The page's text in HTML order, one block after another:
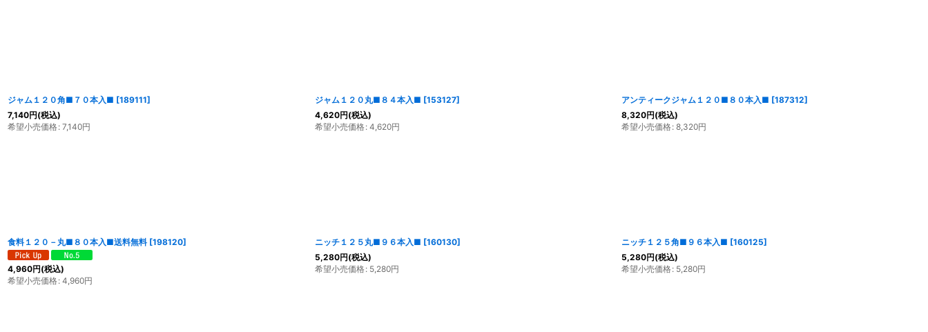
ジャム１２０角■７０本入■ [189111]
7,140円(税込)
希望小売価格: 7,140円
ジャム１２０丸■８４本入■ [153127]
4,620円(税込)
希望小売価格: 4,620円
アンティークジャム１２０■８０本入■ [187312]
8,320円(税込)
希望小売価格: 8,320円
食料１２０－丸■８０本入■送料無料 [198120]
4,960円(税込)
希望小売価格: 4,960円
ニッチ１２５丸■９６本入■ [160130]
5,280円(税込)
希望小売価格: 5,280円
ニッチ１２５角■９６本入■ [160125]
5,280円(税込)
希望小売価格: 5,280円